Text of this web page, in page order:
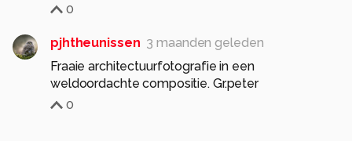
0
pjhtheunissen 3 maanden geleden
Fraaie architectuurfotografie in een
weldoordachte compositie. Gr.peter
0